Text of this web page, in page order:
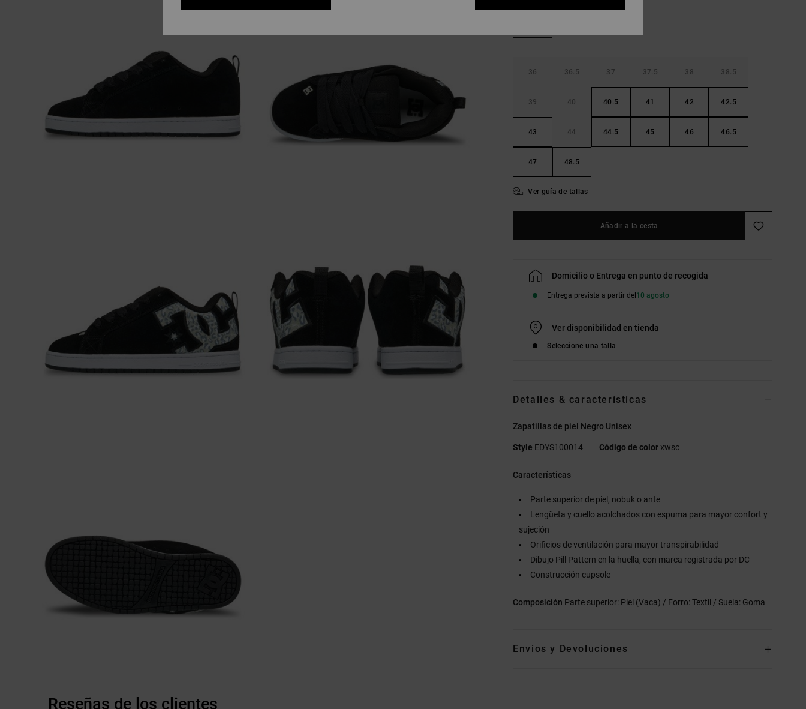
36 36.5 37 37.5 38 38.5
39 40 40.5 41 42 42.5
43 44 44.5 45 46 46.5
47 48.5
Ver guía de tallas
Añadir a la cesta
Domicilio o Entrega en punto de recogida
Entrega prevista a partir del10 agosto
Ver disponibilidad en tienda
Seleccione una talla
Detalles & características
Zapatillas de piel Negro Unisex
Style EDYS100014 Código de color xwsc
Características
Parte superior de piel, nobuk o ante
Lengüeta y cuello acolchados con espuma para mayor confort y
sujeción
Orificios de ventilación para mayor transpirabilidad
Dibujo Pill Pattern en la huella, con marca registrada por DC
Construcción cupsole
Composición Parte superior: Piel (Vaca) / Forro: Textil / Suela: Goma
Envios y Devoluciones
Reseñas de los clientes